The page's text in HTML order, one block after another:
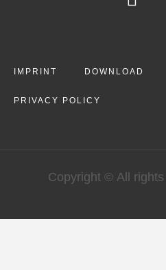
IMPRINT DOWNLOAD
PRIVACY POLICY
Copyright © All rights